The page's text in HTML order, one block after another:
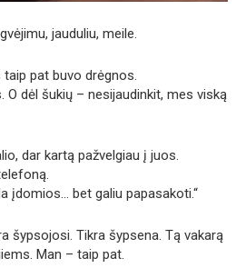
jauduliu, meile.
pat buvo drėgnos.
O dėl šukių – nesijaudinkit, mes viską
dar kartą pažvelgiau į juos.
įdomios… bet galiu papasakoti.“
šypsojosi. Tikra šypsena. Tą vakarą
Man – taip pat.